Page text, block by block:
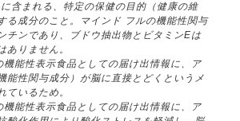
含まれる、特定の保健の目的（健康の維
る成分のこと。マインド フルの機能性関与
チンであり、ブドウ抽出物とビタミンEは
ありません。
能性表示食品としての届け出情報に、ア
能性関与成分）が脳に直接とどくというメ
ているため。
能性表示食品としての届け出情報に、ア